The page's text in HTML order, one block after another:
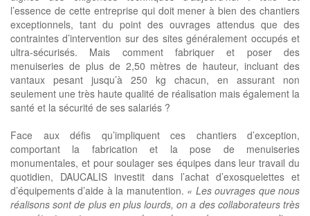
l’essence de cette entreprise qui doit mener à bien des chantiers
exceptionnels, tant du point des ouvrages attendus que des
contraintes d’intervention sur des sites généralement occupés et
ultra-sécurisés. Mais comment fabriquer et poser des
menuiseries de plus de 2,50 mètres de hauteur, incluant des
vantaux pesant jusqu’à 250 kg chacun, en assurant non
seulement une très haute qualité de réalisation mais également la
santé et la sécurité de ses salariés ?
Face aux défis qu’impliquent ces chantiers d’exception,
comportant la fabrication et la pose de menuiseries
monumentales, et pour soulager ses équipes dans leur travail du
quotidien, DAUCALIS investit dans l’achat d’exosquelettes et
d’équipements d’aide à la manutention. « Les ouvrages que nous
réalisons sont de plus en plus lourds, on a des collaborateurs très